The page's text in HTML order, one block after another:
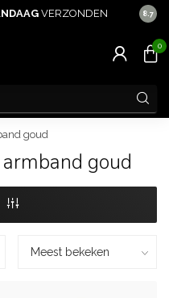
VERZONDEN 8.7
0
goud
goud